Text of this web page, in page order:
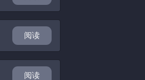
阅读
阅读